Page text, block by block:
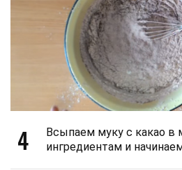
4
Всыпаем муку с какао в
ингредиентам и